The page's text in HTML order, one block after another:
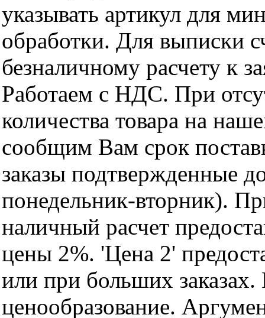
указывать артикул для
обработки. Для выписки
безналичному расчету к
Работаем с НДС. При
количества товара на
сообщим Вам срок
заказы подтвержденные
понедельник-вторник).
наличный расчет
цены 2%. 'Цена 2'
или при больших
ценообразование.